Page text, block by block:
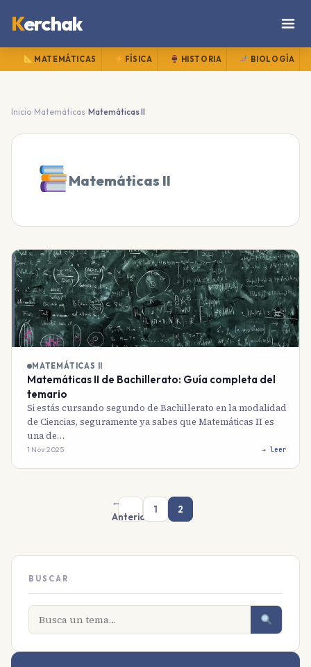
Kerchak
MATEMÁTICAS FÍSICA HISTORIA BIOLOGÍA
Inicio›Matemáticas ›Matemáticas II
Matemáticas II
MATEMÁTICAS II
Matemáticas II de Bachillerato: Guía completa del
temario
Si estás cursando segundo de Bachillerato en la modalidad
de Ciencias, seguramente ya sabes que Matemáticas II es
una de…
1 Nov 2025 → leer
←
Anterior
1 2
BUSCAR